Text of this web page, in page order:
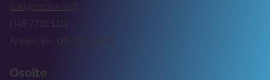
tuki@rockway.fi
Arkisin klo 09:00 -15:00
045 7731 1111
Osoite